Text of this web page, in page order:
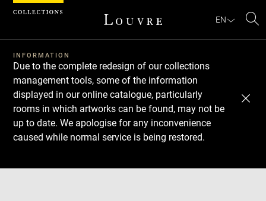
EN
INFORMATION
Due to the complete redesign of our collections
management tools, some of the information
displayed in our online catalogue, particularly
rooms in which artworks can be found, may not be
up to date. We apologise for any inconvenience
caused while normal service is being restored.
Download
Next
Previous
Cookies management panel